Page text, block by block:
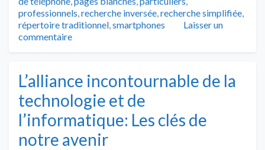
professionnels,recherche inversée,recherche simplifiée,
répertoire traditionnel,smartphones
Laisser un
commentaire
L’alliance incontournable de la
technologie et de
l’informatique: Les clés de
notre avenir